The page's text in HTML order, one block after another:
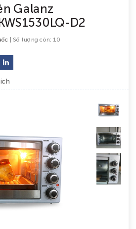
Khuyến
hệ
Galanz
D2
| Số lượng còn: 10